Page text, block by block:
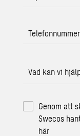
Telefonnummer
Vad kan vi
Genom att
Swecos
här